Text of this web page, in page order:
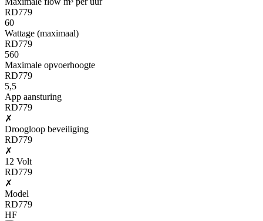
RD779
60
Wattage (maximaal)
RD779
560
Maximale opvoerhoogte
RD779
5,5
App aansturing
RD779
✗
Droogloop beveiliging
RD779
✗
12 Volt
RD779
✗
Model
RD779
HF